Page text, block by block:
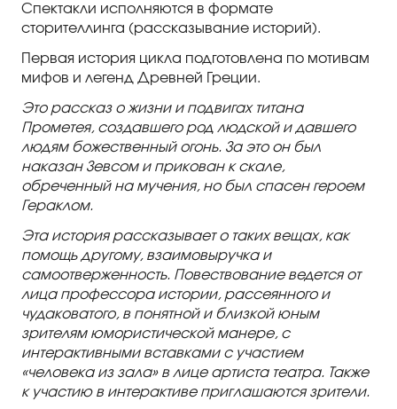
Порядок возврата билетов
Новости
Билеты
Контакты
Спектакли исполняются в формате
сторителлинга (рассказывание историй).
Первая история цикла подготовлена по мотивам
мифов и легенд Древней Греции.
Это рассказ о жизни и подвигах титана
Прометея, создавшего род людской и давшего
людям божественный огонь. За это он был
наказан Зевсом и прикован к скале,
обреченный на мучения, но был спасен героем
Гераклом.
Эта история рассказывает о таких вещах, как
помощь другому, взаимовыручка и
самоотверженность. Повествование ведется от
лица профессора истории, рассеянного и
чудаковатого, в понятной и близкой юным
зрителям юмористической манере, с
интерактивными вставками с участием
«человека из зала» в лице артиста театра. Также
к участию в интерактиве приглашаются зрители.